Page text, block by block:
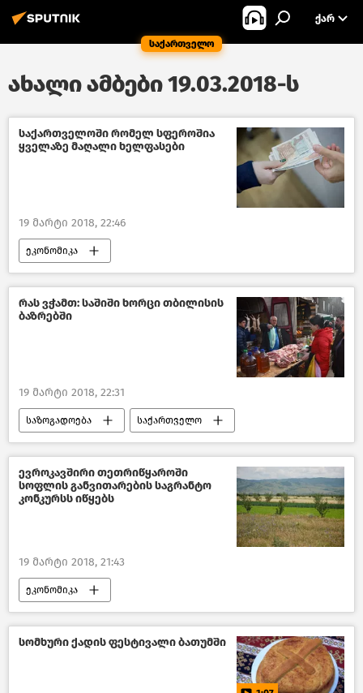
საქართველო
ᲥᲐᲠ
ახალი ამბები 19.03.2018-ს
საქართველოში რომელ სფეროშია
ყველაზე მაღალი ხელფასები
19 მარტი 2018, 22:46
ეკონომიკა
საქართველოს ეკონომიკა–2018
საქართველო
რას ვჭამთ: საშიში ხორცი თბილისის
ბაზრებში
19 მარტი 2018, 22:31
საზოგადოება საქართველო
ევროკავშირი თეთრიწყაროში
სოფლის განვითარების საგრანტო
კონკურსს იწყებს
19 მარტი 2018, 21:43
ეკონომიკა
საქართველოს სოფლის მეურნეობა – 2018
საქართველო
სომხური ქადის ფესტივალი ბათუმში